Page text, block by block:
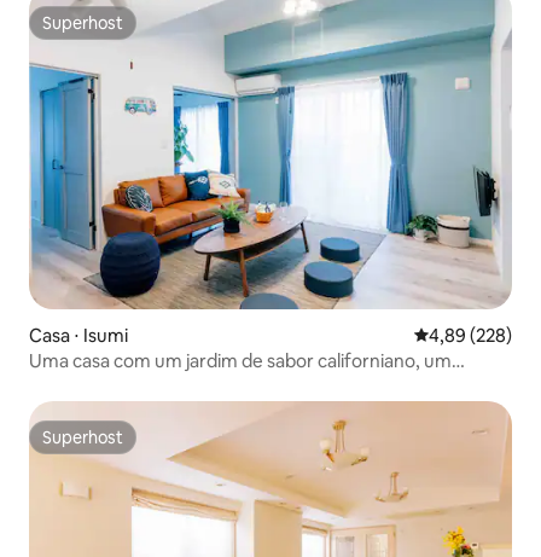
Superhost
Superhost
Casa ⋅ Isumi 4,89 de uma
4,89 (228)
Uma casa com um jardim de sabor californiano, um
vindas.Há também uma cabana de churrasco.
Superhost
Superhost